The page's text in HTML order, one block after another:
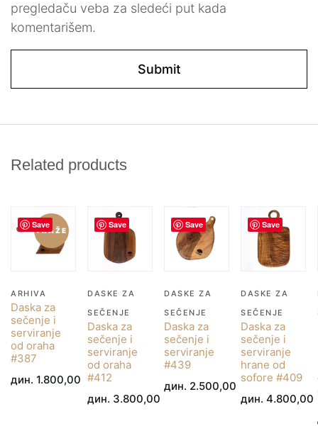
pregledaču veba za sledeći put kada
komentarišem.
Related products
Save
TRAŽE
ARHIVA
Daska za
sečenje i
serviranje
od oraha
#387
дин. 1.800,00
Save
DASKE ZA
SEČENJE
Daska za
sečenje i
serviranje
od oraha
#412
дин. 3.800,00
Save
DASKE ZA
SEČENJE
Daska za
sečenje i
serviranje
#439
дин. 2.500,00
Save
DASKE ZA
SEČENJE
Daska za
sečenje i
serviranje
hrane od
sofore #409
дин. 4.800,00